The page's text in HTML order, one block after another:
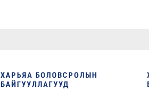
ХАРЬЯА БОЛОВСРОЛЫН
БАЙГУУЛЛАГУУД